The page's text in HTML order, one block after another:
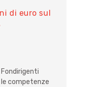
di euro sul
competenze